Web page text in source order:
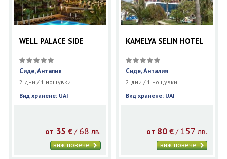
WELL PALACE SIDE
Сиде, Анталия
2 дни / 1 нощувки
Вид хранене: UAI
от 35 €/ 68 лв.
виж повече
KAMELYA SELIN HOTEL
Сиде, Анталия
2 дни / 1 нощувки
Вид хранене: UAI
от 80 € / 157 лв.
виж повече